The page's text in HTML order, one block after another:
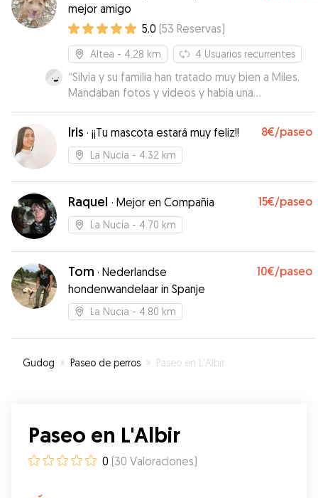
mejor amigo
5.0 (53 Reservas)
Altea - 4.28 km 4 Usuarios recurrentes
“Silvia y su familia han tratado muy bien a Miles.
Mandaban fotos y videos y habia una
comunicaciòn muy buena! Muchs gracias:)”
Iris · ¡¡Tu mascota estará muy feliz!! 8€/paseo
La Nucia - 4.32 km
Raquel · Mejor en Compañia 15€/paseo
La Nucia - 4.70 km
Tom · Nederlandse
hondenwandelaar in Spanje
10€/paseo
La Nucia - 4.80 km
Gudog » Paseo de perros » Paseo en L'Albir
Paseo en L'Albir
0 (30 Valoraciones)